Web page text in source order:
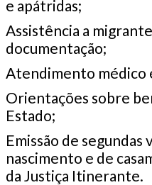
e apátridas;
Assistência a
documentação;
Atendimento médico
Orientações sobre
Estado;
Emissão de segundas
nascimento e de
da Justiça Itinerante.